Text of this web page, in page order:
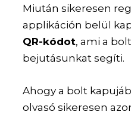
Miután sikeresen
applikáción belül
QR-kódot, ami a
bejutásunkat segíti.
Ahogy a bolt
olvasó sikeresen